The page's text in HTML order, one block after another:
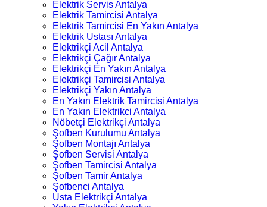
Elektrik Servis Antalya
Elektrik Tamircisi Antalya
Elektrik Tamircisi En Yakın Antalya
Elektrik Ustası Antalya
Elektrikçi Acil Antalya
Elektrikçi Çağır Antalya
Elektrikçi En Yakın Antalya
Elektrikçi Tamircisi Antalya
Elektrikçi Yakın Antalya
En Yakın Elektrik Tamircisi Antalya
En Yakın Elektrikci Antalya
Nöbetçi Elektrikçi Antalya
Şofben Kurulumu Antalya
Şofben Montajı Antalya
Şofben Servisi Antalya
Şofben Tamircisi Antalya
Şofben Tamir Antalya
Şofbenci Antalya
Usta Elektrikçi Antalya